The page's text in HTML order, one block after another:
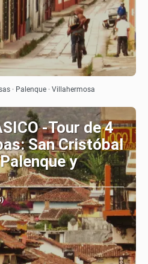
Afficher
· Palenque · Villahermosa
-Tour de 4
San Cristóbal
y